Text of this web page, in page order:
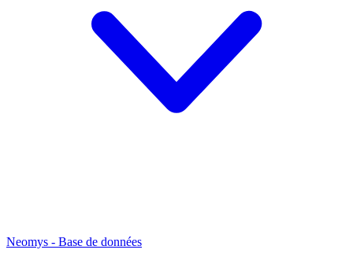
Neomys - Base de données